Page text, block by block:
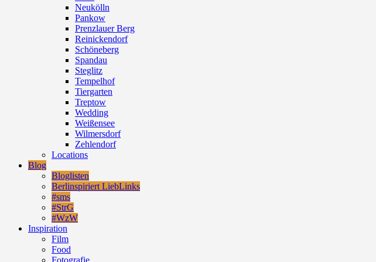
Neukölln
Pankow
Prenzlauer Berg
Reinickendorf
Schöneberg
Spandau
Steglitz
Tempelhof
Tiergarten
Treptow
Wedding
Weißensee
Wilmersdorf
Zehlendorf
Locations
Blog
Bloglisten
Berlinspiriert LiebLinks
#sms
#StrG
#WzW
Inspiration
Film
Food
Fotografie